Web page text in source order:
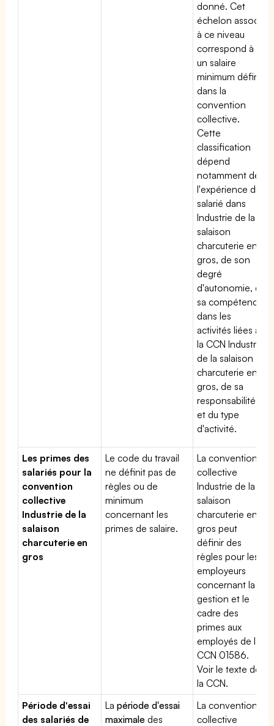
donné. Cet
échelon associé
à ce niveau
correspond à
un salaire
minimum défini
dans la
convention
collective.
Cette
classification
dépend
notamment de
l'expérience du
salarié dans
Industrie de la
salaison
charcuterie en
gros, de son
degré
d'autonomie, de
sa compétence
dans les
activités liées à
la CCN Industrie
de la salaison
charcuterie en
gros, de sa
responsabilité
et du type
d'activité.
Les primes des
salariés pour la
convention
collective
Industrie de la
salaison
charcuterie en
gros
Le code du travail
ne définit pas de
règles ou de
minimum
concernant les
primes de salaire.
La convention
collective
Industrie de la
salaison
charcuterie en
gros peut
définir des
règles pour les
employeurs
concernant la
gestion et le
cadre des
primes aux
employés de la
CCN 01586.
Voir le texte de
la CCN.
Période d'essai
des salariés de
Lapériode d'essai
maximale des
La convention
collective